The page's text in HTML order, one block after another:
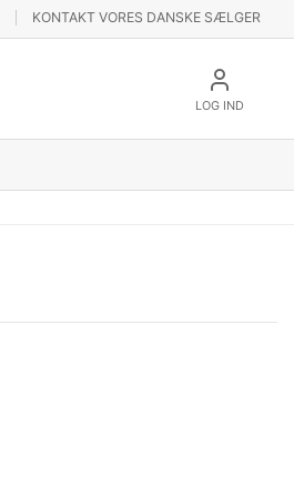
KONTAKT VORES DANSKE SÆLGER
LOG IND